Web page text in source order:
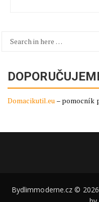
Search
Domacikutil.eu – pomocník
Bydlimmoderne.cz ©